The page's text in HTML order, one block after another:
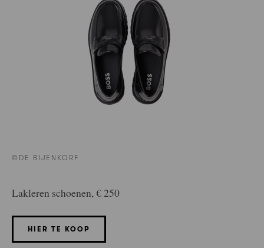
©DE BIJENKORF
Lakleren schoenen, € 250
HIER TE KOOP